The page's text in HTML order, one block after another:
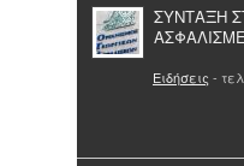
ΣΥΝΤΑΞΗ
Ειδήσεις -